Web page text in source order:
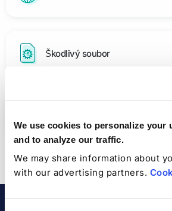
We use cookies to personalize your
and to analyze our traffic.
We may share information about
with our advertising partners.
Škodlivý soubor